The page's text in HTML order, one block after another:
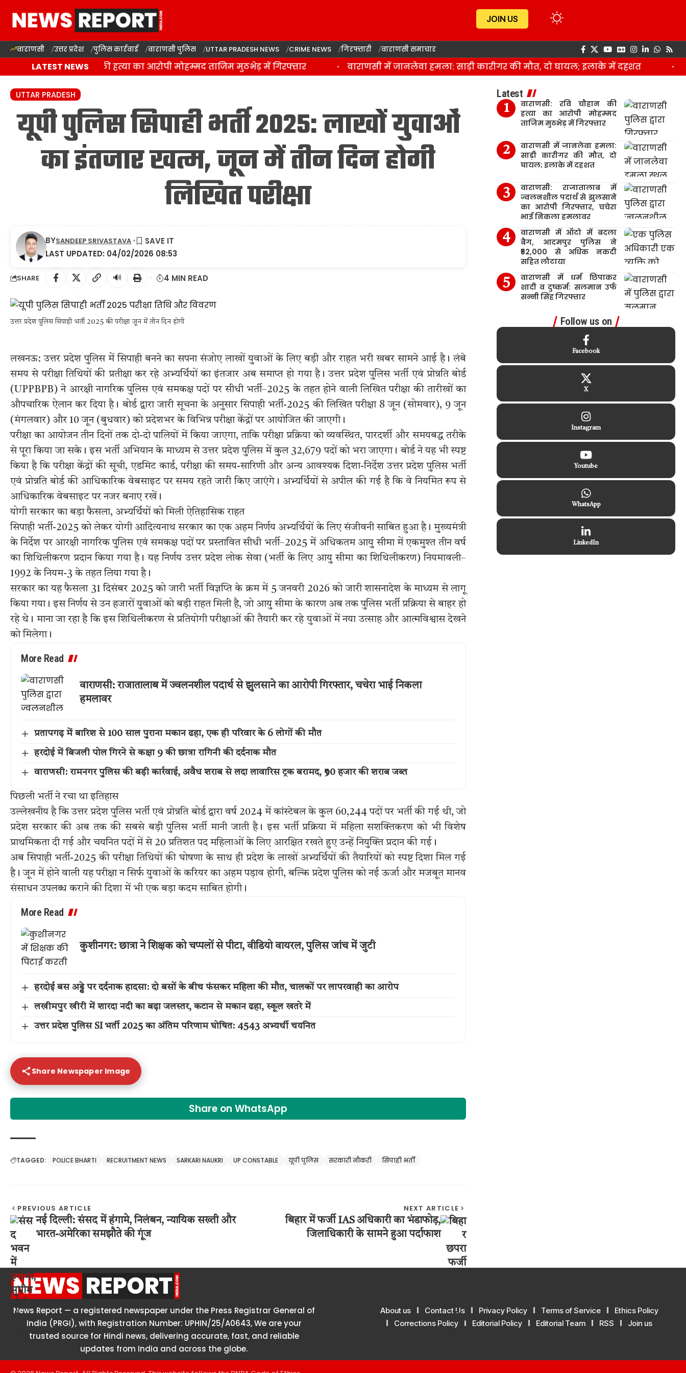
JOIN US
वाराणसी उत्तर प्रदेश पुलिस कार्रवाई वाराणसी पुलिस UTTAR PRADESH NEWS CRIME NEWS गिरफ्तारी वाराणसी समाचार
LATEST NEWS
वाराणसी: रवि चौहान की हत्या का आरोपी मोहम्मद ताजिम मुठभेड़ में गिरफ्तार वाराणसी में जानलेवा हमला: साड़ी कारीगर की मौत, दो घायल; इलाके में दहशत
UTTAR PRADESH
यूपी पुलिस सिपाही भर्ती 2025: लाखों युवाओं
का इंतजार खत्म, जून में तीन दिन होगी
लिखित परीक्षा
LAST UPDATED: 04/02/2026 08:53
BYSANDEEP SRIVASTAVA
SHARE 🔊 4 MIN READ
उत्तर प्रदेश पुलिस सिपाही भर्ती 2025 की परीक्षा जून में तीन दिन होगी
लखनऊ: उत्तर प्रदेश पुलिस में सिपाही बनने का सपना संजोए लाखों युवाओं के लिए बड़ी और राहत भरी खबर सामने आई है। लंबे
समय से परीक्षा तिथियों की प्रतीक्षा कर रहे अभ्यर्थियों का इंतजार अब समाप्त हो गया है। उत्तर प्रदेश पुलिस भर्ती एवं प्रोन्नति बोर्ड
(UPPBPB) ने आरक्षी नागरिक पुलिस एवं समकक्ष पदों पर सीधी भर्ती–2025 के तहत होने वाली लिखित परीक्षा की तारीखों का
औपचारिक ऐलान कर दिया है। बोर्ड द्वारा जारी सूचना के अनुसार सिपाही भर्ती-2025 की लिखित परीक्षा 8 जून (सोमवार), 9 जून
(मंगलवार) और 10 जून (बुधवार) को प्रदेशभर के विभिन्न परीक्षा केंद्रों पर आयोजित की जाएगी।
परीक्षा का आयोजन तीन दिनों तक दो-दो पालियों में किया जाएगा, ताकि परीक्षा प्रक्रिया को व्यवस्थित, पारदर्शी और समयबद्ध तरीके
से पूरा किया जा सके। इस भर्ती अभियान के माध्यम से उत्तर प्रदेश पुलिस में कुल 32,679 पदों को भरा जाएगा। बोर्ड ने यह भी स्पष्ट
किया है कि परीक्षा केंद्रों की सूची, एडमिट कार्ड, परीक्षा की समय-सारिणी और अन्य आवश्यक दिशा-निर्देश उत्तर प्रदेश पुलिस भर्ती
एवं प्रोन्नति बोर्ड की आधिकारिक वेबसाइट पर समय रहते जारी किए जाएंगे। अभ्यर्थियों से अपील की गई है कि वे नियमित रूप से
आधिकारिक वेबसाइट पर नजर बनाए रखें।
योगी सरकार का बड़ा फैसला, अभ्यर्थियों को मिली ऐतिहासिक राहत
सिपाही भर्ती-2025 को लेकर योगी आदित्यनाथ सरकार का एक अहम निर्णय अभ्यर्थियों के लिए संजीवनी साबित हुआ है। मुख्यमंत्री
के निर्देश पर आरक्षी नागरिक पुलिस एवं समकक्ष पदों पर प्रस्तावित सीधी भर्ती–2025 में अधिकतम आयु सीमा में एकमुश्त तीन वर्ष
का शिथिलीकरण प्रदान किया गया है। यह निर्णय उत्तर प्रदेश लोक सेवा (भर्ती के लिए आयु सीमा का शिथिलीकरण) नियमावली–
1992 के नियम-3 के तहत लिया गया है।
सरकार का यह फैसला 31 दिसंबर 2025 को जारी भर्ती विज्ञप्ति के क्रम में 5 जनवरी 2026 को जारी शासनादेश के माध्यम से लागू
किया गया। इस निर्णय से उन हजारों युवाओं को बड़ी राहत मिली है, जो आयु सीमा के कारण अब तक पुलिस भर्ती प्रक्रिया से बाहर हो
रहे थे। माना जा रहा है कि इस शिथिलीकरण से प्रतियोगी परीक्षाओं की तैयारी कर रहे युवाओं में नया उत्साह और आत्मविश्वास देखने
को मिलेगा।
More Read
वाराणसी: राजातालाब में ज्वलनशील पदार्थ से झुलसाने का आरोपी गिरफ्तार, चचेरा भाई निकला
हमलावर
प्रतापगढ़ में बारिश से 100 साल पुराना मकान ढहा, एक ही परिवार के 6 लोगों की मौत
हरदोई में बिजली पोल गिरने से कक्षा 9 की छात्रा रागिनी की दर्दनाक मौत
वाराणसी: रामनगर पुलिस की बड़ी कार्रवाई, अवैध शराब से लदा लावारिस ट्रक बरामद, ₹90 हजार की शराब जब्त
पिछली भर्ती ने रचा था इतिहास
उल्लेखनीय है कि उत्तर प्रदेश पुलिस भर्ती एवं प्रोन्नति बोर्ड द्वारा वर्ष 2024 में कांस्टेबल के कुल 60,244 पदों पर भर्ती की गई थी, जो
प्रदेश सरकार की अब तक की सबसे बड़ी पुलिस भर्ती मानी जाती है। इस भर्ती प्रक्रिया में महिला सशक्तिकरण को भी विशेष
प्राथमिकता दी गई और चयनित पदों में से 20 प्रतिशत पद महिलाओं के लिए आरक्षित रखते हुए उन्हें नियुक्ति प्रदान की गई।
अब सिपाही भर्ती-2025 की परीक्षा तिथियों की घोषणा के साथ ही प्रदेश के लाखों अभ्यर्थियों की तैयारियों को स्पष्ट दिशा मिल गई
है। जून में होने वाली यह परीक्षा न सिर्फ युवाओं के करियर का अहम पड़ाव होगी, बल्कि प्रदेश पुलिस को नई ऊर्जा और मजबूत मानव
संसाधन उपलब्ध कराने की दिशा में भी एक बड़ा कदम साबित होगी।
More Read
कुशीनगर: छात्रा ने शिक्षक को चप्पलों से पीटा, वीडियो वायरल, पुलिस जांच में जुटी
हरदोई बस अड्डे पर दर्दनाक हादसा: दो बसों के बीच फंसकर महिला की मौत, चालकों पर लापरवाही का आरोप
लखीमपुर खीरी में शारदा नदी का बढ़ा जलस्तर, कटान से मकान ढहा, स्कूल खतरे में
उत्तर प्रदेश पुलिस SI भर्ती 2025 का अंतिम परिणाम घोषित: 4543 अभ्यर्थी चयनित
Share Newspaper Image
Share on WhatsApp
TAGGED: POLICE BHARTI RECRUITMENT NEWS SARKARI NAUKRI UP CONSTABLE यूपी पुलिस सरकारी नौकरी सिपाही भर्ती
PREVIOUS ARTICLE
नई दिल्ली: संसद में हंगामे, निलंबन, न्यायिक सख्ती और
भारत-अमेरिका समझौते की गूंज
NEXT ARTICLE
बिहार में फर्जी IAS अधिकारी का भंडाफोड़,
जिलाधिकारी के सामने हुआ पर्दाफाश
Latest
वाराणसी: रवि चौहान की
हत्या का आरोपी मोहम्मद
ताजिम मुठभेड़ में गिरफ्तार
वाराणसी में जानलेवा हमला:
साड़ी कारीगर की मौत, दो
घायल; इलाके में दहशत
वाराणसी: राजातालाब में
ज्वलनशील पदार्थ से झुलसाने
का आरोपी गिरफ्तार, चचेरा
भाई निकला हमलावर
वाराणसी में ऑटो में बदला
बैग, आदमपुर पुलिस ने
₹52,000 से अधिक नकदी
सहित लौटाया
वाराणसी में धर्म छिपाकर
शादी व दुष्कर्म: सलमान उर्फ
सन्नी सिंह गिरफ्तार
Follow us on
Facebook
X
Instagram
Youtube
WhatsApp
LinkedIn
News Report — a registered newspaper under the Press Registrar General of
India (PRGI), with Registration Number: UPHIN/25/A0643, We are your
trusted source for Hindi news, delivering accurate, fast, and reliable
updates from India and across the globe.
About us Contact Us Privacy Policy Terms of Service
Ethics Policy
Corrections Policy
Editorial Policy Editorial Team RSS Join us